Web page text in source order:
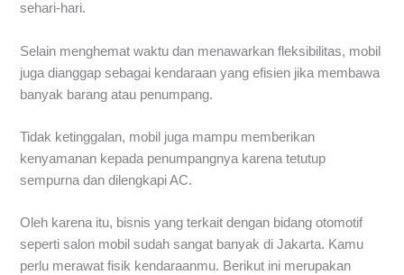
sehari-hari.
Selain menghemat waktu dan menawarkan fleksibilitas, mobil
juga dianggap sebagai kendaraan yang efisien jika membawa
banyak barang atau penumpang.
Tidak ketinggalan, mobil juga mampu memberikan
kenyamanan kepada penumpangnya karena tetutup
sempurna dan dilengkapi AC.
Oleh karena itu, bisnis yang terkait dengan bidang otomotif
seperti salon mobil sudah sangat banyak di Jakarta. Kamu
perlu merawat fisik kendaraanmu. Berikut ini merupakan